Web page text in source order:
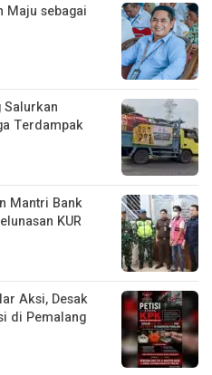
Maju sebagai
Salurkan
Terdampak
Mantri Bank
KUR
Aksi, Desak
di Pemalang